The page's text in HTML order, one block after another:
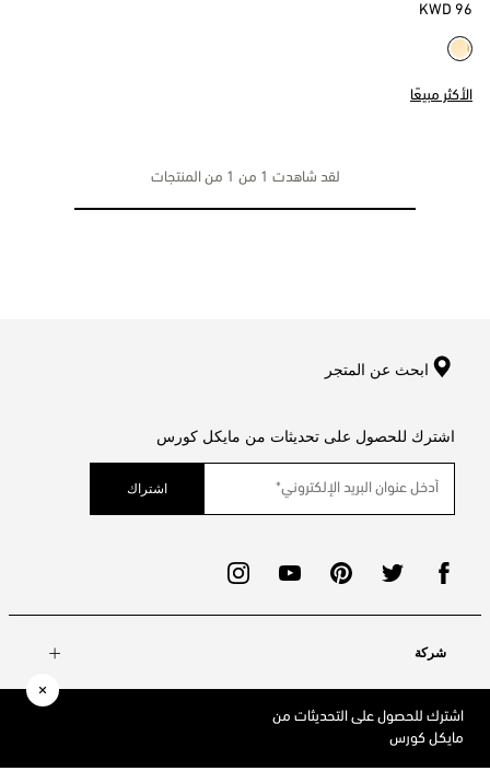
96 KWD
الأكثر مبيعًا
لقد شاهدت 1 من 1 من المنتجات
اشترك للحصول على التحديثات من
مايكل كورس
ابحث عن المتجر
اشترك للحصول على تحديثات من مايكل كورس
اشتراك
شركة
حسابي